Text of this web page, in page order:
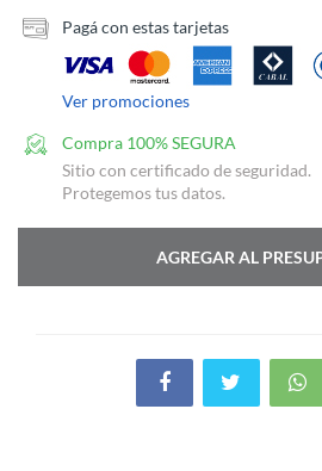
Pagá con estas tarjetas
Ver promociones
Compra 100% SEGURA
Sitio con certificado de seguridad.
Protegemos tus datos.
AGREGAR AL